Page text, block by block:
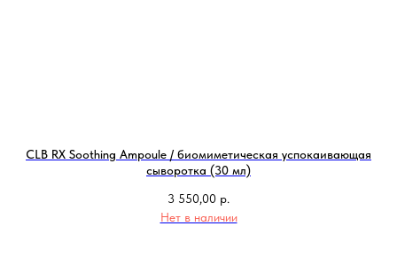
CLB RX Soothing Ampoule / биомиметическая успокаивающая
сыворотка (30 мл)
3 550,00 р.
Нет в наличии